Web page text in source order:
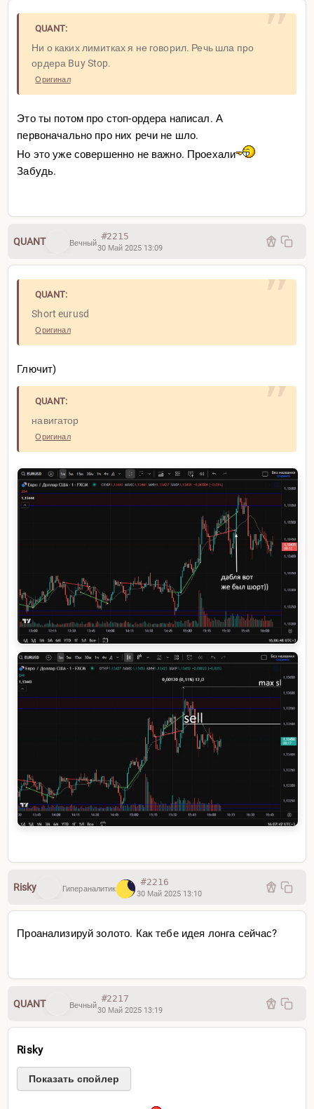
QUANT:
Ни о каких лимитках я не говорил. Речь шла про
ордера Buy Stop.
Оригинал
Это ты потом про стоп-ордера написал. А
первоначально про них речи не шло.
Но это уже совершенно не важно. Проехали
Забудь.
QUANT Вечный
#2215
30 Май 2025 13:09
QUANT:
Short eurusd
Оригинал
Глючит)
QUANT:
навигатор
Оригинал
Risky Гипераналитик
#2216
30 Май 2025 13:10
Проанализируй золото. Как тебе идея лонга сейчас?
QUANT Вечный
#2217
30 Май 2025 13:19
Risky
Показать спойлер